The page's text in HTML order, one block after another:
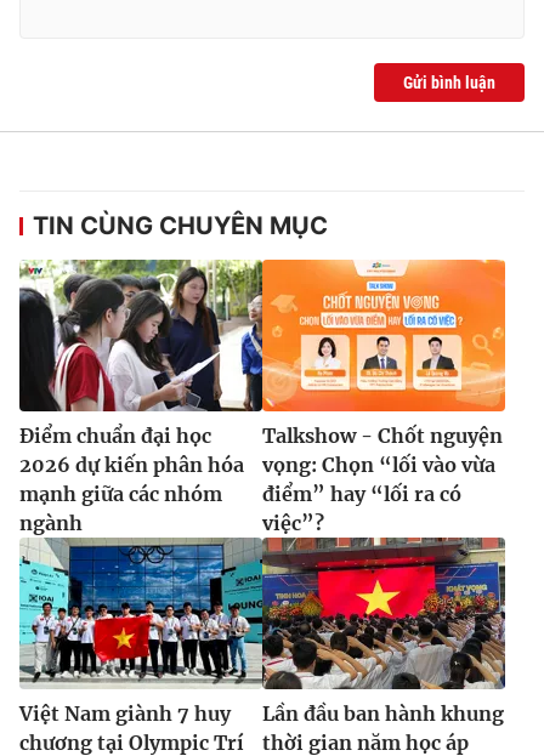
Gửi bình luận
TIN CÙNG CHUYÊN MỤC
Điểm chuẩn đại học
2026 dự kiến phân hóa
mạnh giữa các nhóm
ngành
Talkshow - Chốt nguyện
vọng: Chọn “lối vào vừa
điểm” hay “lối ra có
việc”?
Việt Nam giành 7 huy
chương tại Olympic Trí
Lần đầu ban hành khung
thời gian năm học áp